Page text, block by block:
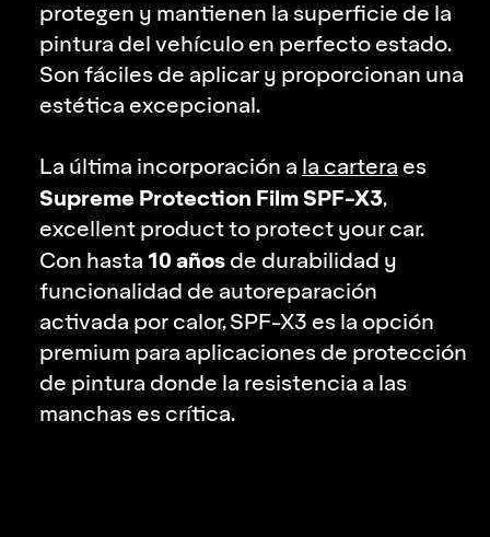
protegen y mantienen la superficie de la
pintura del vehículo en perfecto estado.
Son fáciles de aplicar y proporcionan una
estética excepcional.
La última incorporación a la cartera es
Supreme Protection FilmSPF-X3,
excellent product to protect your car.
Con hasta 10 años de durabilidad y
funcionalidad de autoreparación
activada por calor,SPF-X3 es la opción
premium para aplicaciones de protección
de pintura donde la resistencia a las
manchas es crítica.